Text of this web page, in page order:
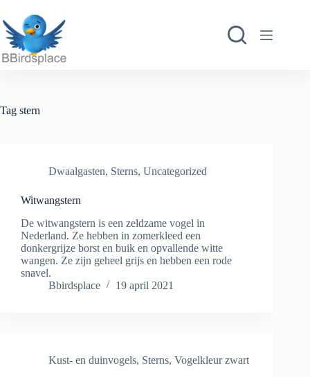
naar
de
inhoud
Tag stern
Dwaalgasten, Sterns, Uncategorized
Witwangstern
De witwangstern is een zeldzame vogel in
Nederland. Ze hebben in zomerkleed een
donkergrijze borst en buik en opvallende witte
wangen. Ze zijn geheel grijs en hebben een rode
snavel.
Bbirdsplace
19 april 2021
Kust- en duinvogels, Sterns, Vogelkleur zwart